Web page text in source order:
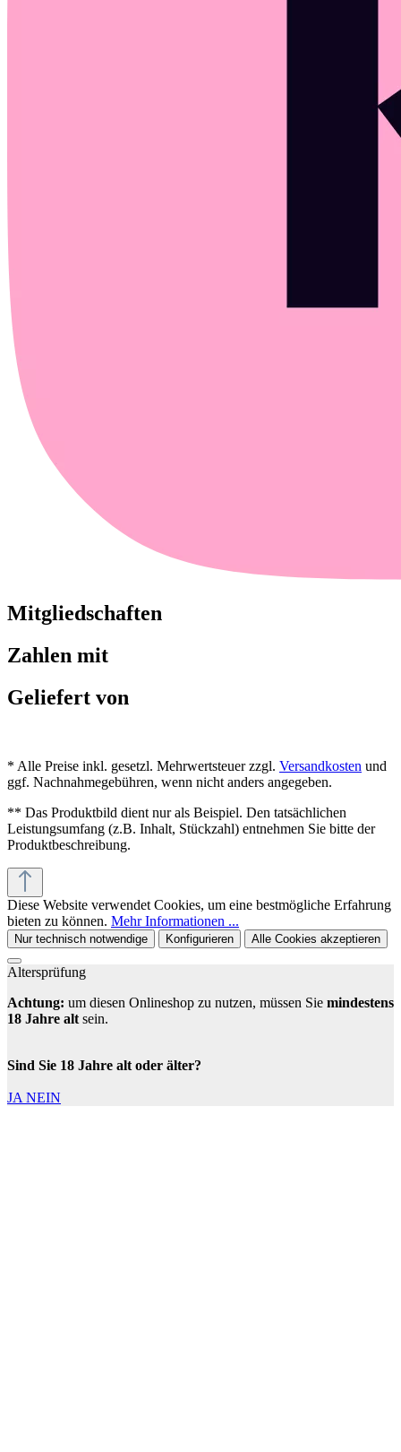
Mitgliedschaften
Zahlen mit
Geliefert von
* Alle Preise inkl. gesetzl. Mehrwertsteuer zzgl. Versandkosten und
ggf. Nachnahmegebühren, wenn nicht anders angegeben.
** Das Produktbild dient nur als Beispiel. Den tatsächlichen
Leistungsumfang (z.B. Inhalt, Stückzahl) entnehmen Sie bitte der
Produktbeschreibung.
Diese Website verwendet Cookies, um eine bestmögliche Erfahrung
bieten zu können. Mehr Informationen ...
Nur technisch notwendige Konfigurieren Alle Cookies akzeptieren
Altersprüfung
Achtung: um diesen Onlineshop zu nutzen, müssen Sie mindestens
18 Jahre alt sein.
Sind Sie 18 Jahre alt oder älter?
JA NEIN